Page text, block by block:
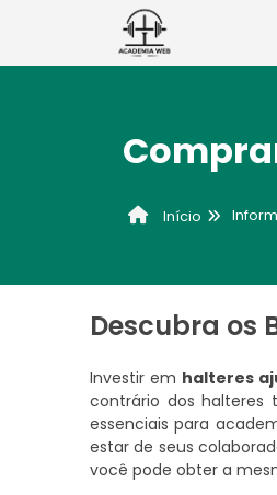
Início
Descubra os
Investir em halteres
contrário dos halteres
essenciais para
estar de seus
você pode obter a